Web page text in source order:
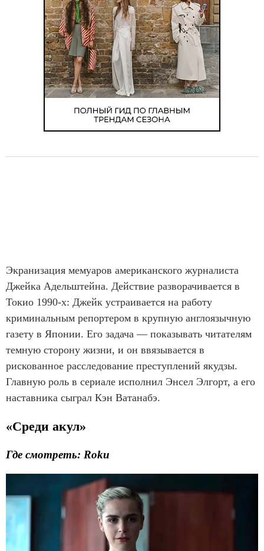
Экранизация мемуаров американского журналиста
Джейка Адельштейна. Действие разворачивается в
Токио 1990-х: Джейк устраивается на работу
криминальным репортером в крупную англоязычную
газету в Японии. Его задача — показывать читателям
темную сторону жизни, и он ввязывается в
рискованное расследование преступлений якудзы.
Главную роль в сериале исполнил Энсел Элгорт, а его
наставника сыграл Кэн Ватанабэ.
«Среди акул»
Где смотреть: Roku